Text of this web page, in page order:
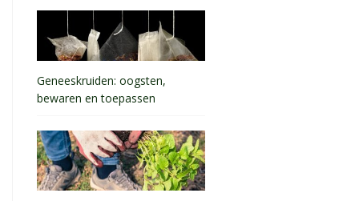
Geneeskruiden: oogsten,
bewaren en toepassen